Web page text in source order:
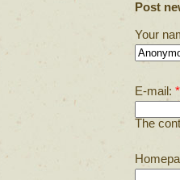
Post
Your
E-mail: *
The